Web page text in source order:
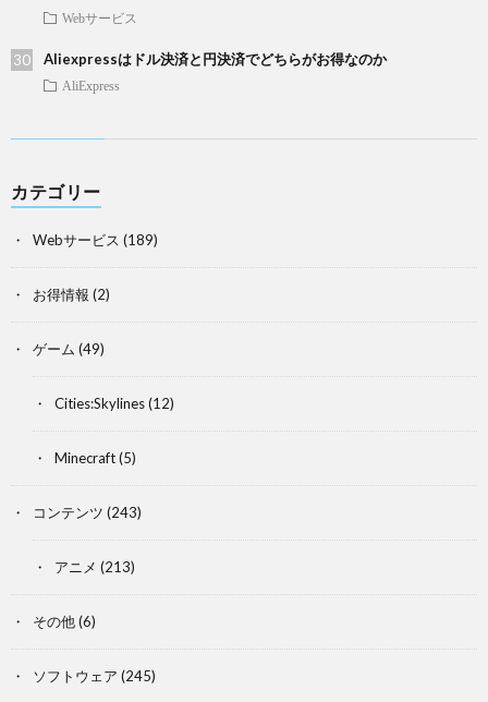
Webサービス
Aliexpressはドル決済と円決済でどちらがお得なのか
AliExpress
カテゴリー
Webサービス (189)
お得情報 (2)
ゲーム (49)
Cities:Skylines(12)
Minecraft(5)
コンテンツ (243)
アニメ (213)
その他(6)
ソフトウェア (245)